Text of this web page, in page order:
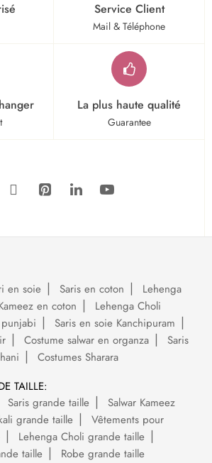
Service Client
Mail & Téléphone
La plus haute qualité
Guarantee
en soie Saris en coton
Lehenga
en coton
Lehenga Choli
Saris en soie Kanchipuram
Costume salwar en organza
Saris
Costumes Sharara
TAILLE:
Saris grande taille
Salwar Kameez
grande taille
Vêtements pour
Lehenga Choli grande taille
taille
Robe grande taille